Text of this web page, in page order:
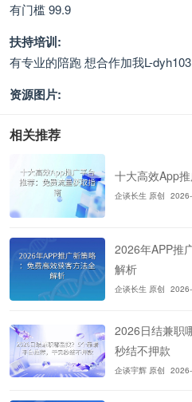
有门槛 99.9
扶持培训:
有专业的陪跑 想合作加我L-
资源图片:
相关推荐
十大高效App
企谈长生 原创
2026年APP推
解析
企谈长生 原创
2026日结兼职
秒结不押款
企谈宇辉 原创